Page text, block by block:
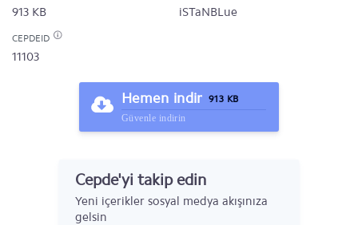
913 KB iSTaNBLue
CEPDEID
11103
Hemen indir 913 KB
Güvenle indirin
Cepde'yi takip edin
Yeni içerikler sosyal medya akışınıza
gelsin